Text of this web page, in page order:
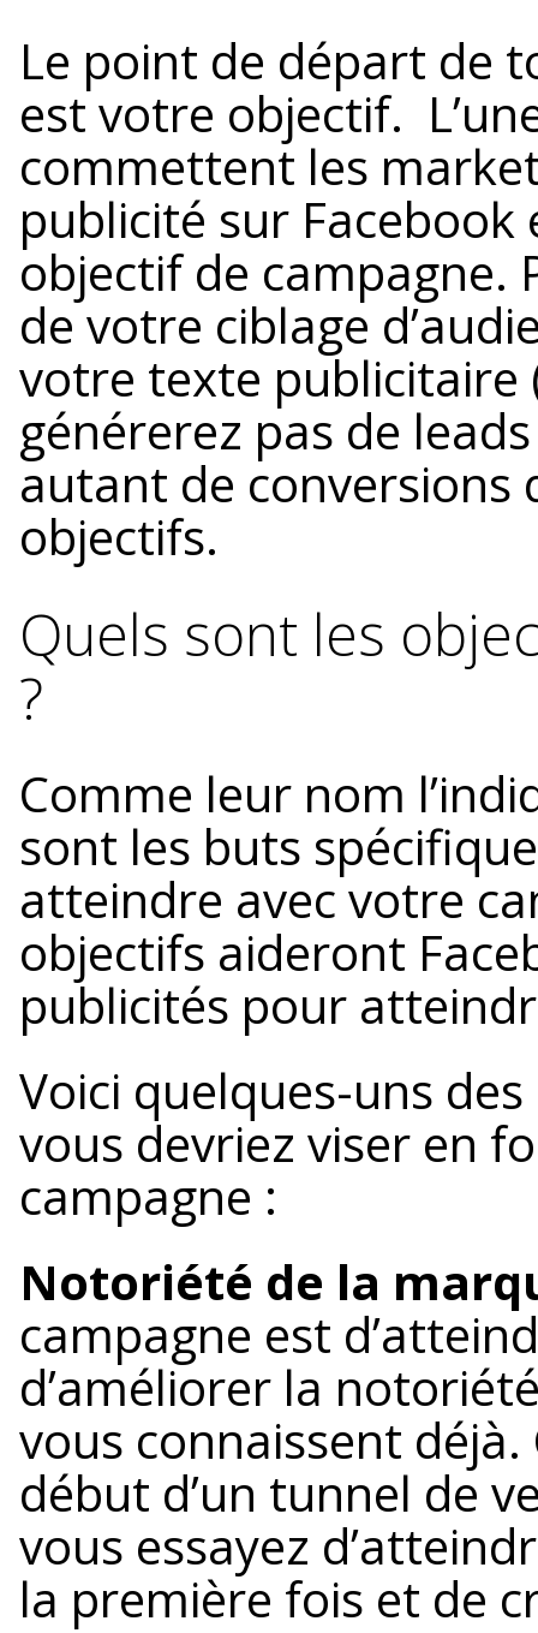
Le point de départ de
est votre objectif.
commettent les
publicité sur
objectif de campagne.
de votre ciblage
votre texte publicitaire
générerez pas de
autant de conversions
objectifs.
Quels sont les
?
Comme leur nom
sont les buts
atteindre avec votre
objectifs aideront
publicités pour
Voici quelques-uns
vous devriez viser en
campagne :
Notoriété de la
campagne est
d’améliorer la
vous connaissent
début d’un tunnel de
vous essayez
la première fois et de